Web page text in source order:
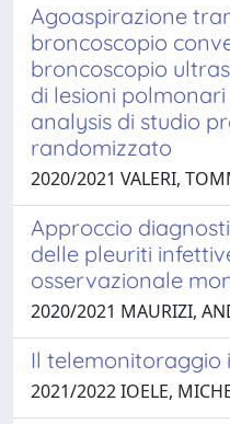
Agoaspirazione
broncoscopio
broncoscopio
di lesioni
analysis di studio
randomizzato
2020/2021 VALERI,
Approccio
delle pleuriti
osservazionale
2020/2021 MAURIZI,
Il telemonitoraggio
2021/2022 IOELE,